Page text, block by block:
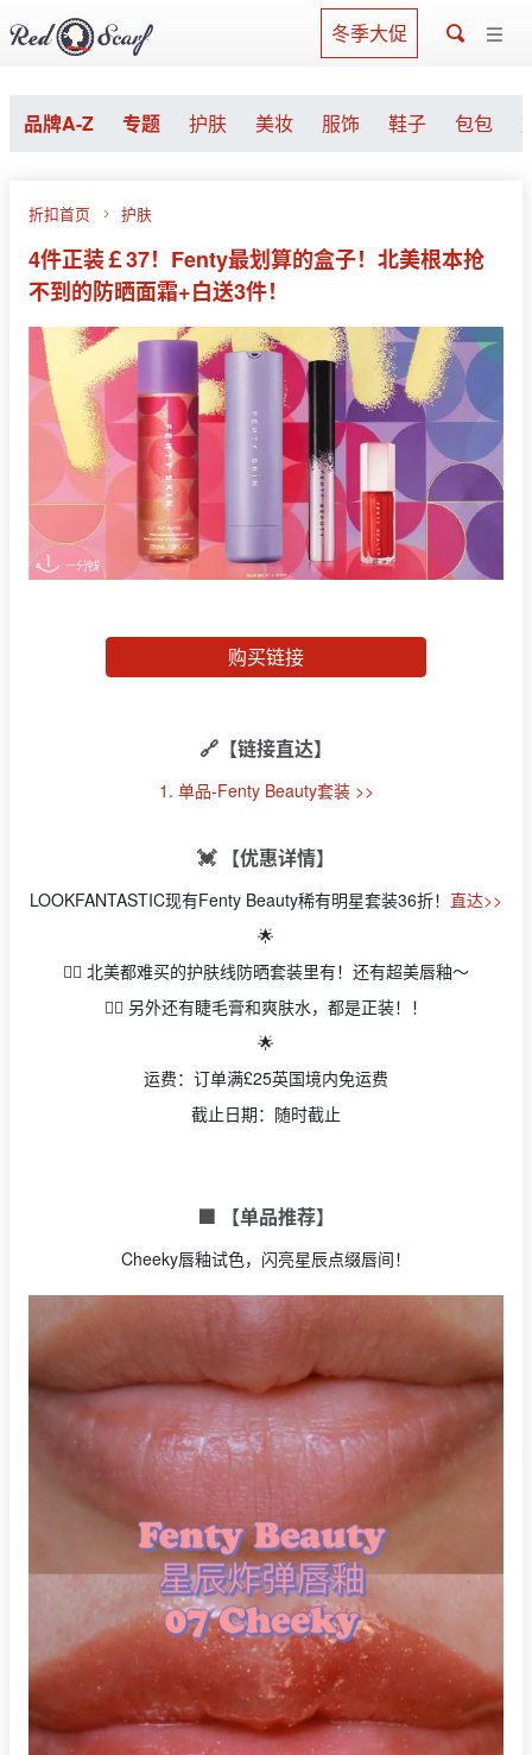
冬季大促
品牌A-Z 专题 护肤 美妆 服饰 鞋子 包包
折扣首页 护肤
4件正装￡37！Fenty最划算的盒子！北美根本抢
不到的防晒面霜+白送3件！
购买链接
🔗【链接直达】
1. 单品-Fenty Beauty套装 >>
💓 【优惠详情】
LOOKFANTASTIC现有Fenty Beauty稀有明星套装36折！ 直达>>
🌟
👉🏻 北美都难买的护肤线防晒套装里有！还有超美唇釉～
👉🏻 另外还有睫毛膏和爽肤水，都是正装！！
🌟
运费：订单满£25英国境内免运费
截止日期：随时截止
🟩 【单品推荐】
Cheeky唇釉试色，闪亮星辰点缀唇间！